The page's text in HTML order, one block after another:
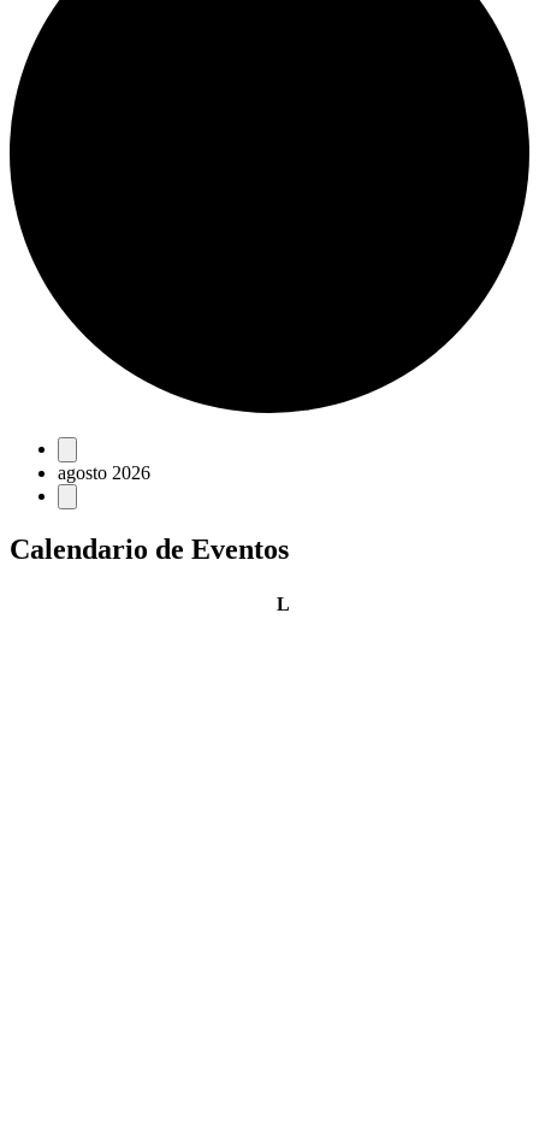
Eventos
agosto 2026
Calendario de Eventos
Llunes